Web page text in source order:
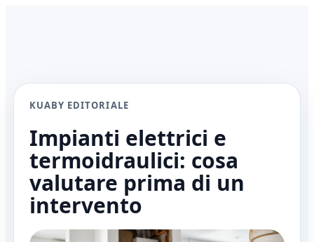
KUABY EDITORIALE
Impianti elettrici e
termoidraulici: cosa
valutare prima di un
intervento